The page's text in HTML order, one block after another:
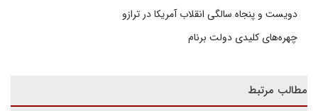
دویست و پنجاه سالگی انقلاب آمریکا در ترازو
چهره‌های کلیدی دولت برنام
مطالب مرتبط